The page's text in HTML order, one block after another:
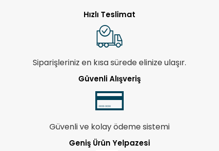
Hızlı Teslimat
Siparişleriniz en kısa sürede elinize ulaşır.
Güvenli Alışveriş
Güvenli ve kolay ödeme sistemi
Geniş Ürün Yelpazesi